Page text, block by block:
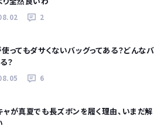
2
ってもダサくないバッグってある？どんなバ
？
6
ャが真夏でも長ズボンを履く理由、いまだ解